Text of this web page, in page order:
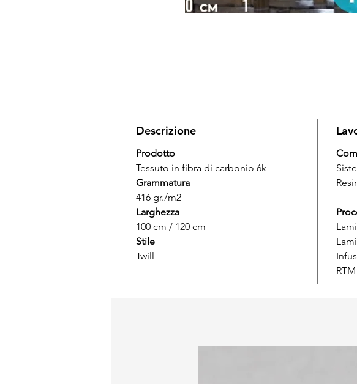
Descrizione
Prodotto
Tessuto in fibra di carbonio 6k
Grammatura
416 gr./m2
Larghezza
100 cm / 120 cm
Stile
Twill
RTM